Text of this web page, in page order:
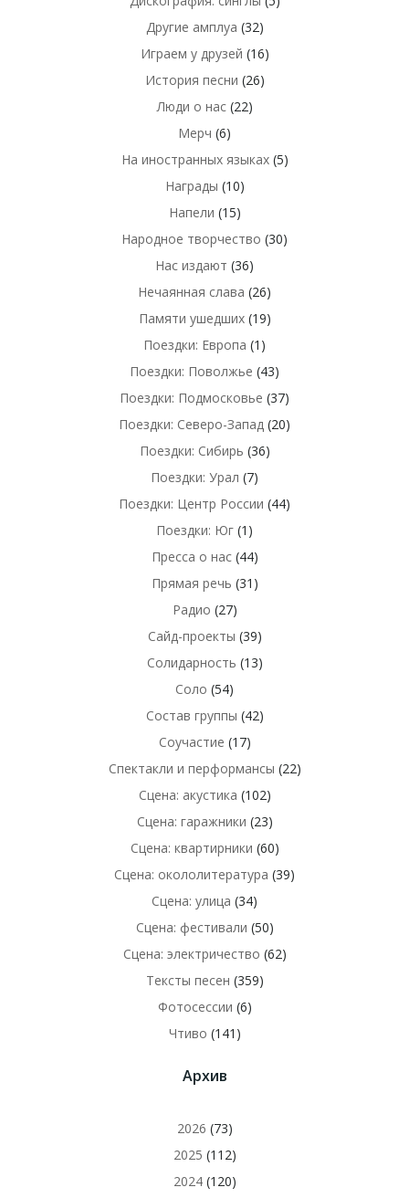
Другие амплуа (32)
Играем у друзей (16)
История песни (26)
Люди о нас(22)
Мерч (6)
На иностранных языках(5)
Награды (10)
Напели (15)
Народное творчество (30)
Нас издают (36)
Нечаянная слава (26)
Памяти ушедших(19)
Поездки: Европа (1)
Поездки: Поволжье (43)
Поездки: Подмосковье (37)
Поездки: Северо-Запад (20)
Поездки: Сибирь (36)
Поездки: Урал (7)
Поездки: Центр России (44)
Поездки: Юг (1)
Пресса о нас(44)
Прямая речь (31)
Радио (27)
Сайд-проекты (39)
Солидарность (13)
Соло (54)
Состав группы (42)
Соучастие (17)
Спектакли и перформансы (22)
Сцена: акустика (102)
Сцена: гаражники (23)
Сцена: квартирники (60)
Сцена: окололитература (39)
Сцена: улица (34)
Сцена: фестивали (50)
Сцена: электричество (62)
Тексты песен (359)
Фотосессии (6)
Чтиво (141)
Архив
2026 (73)
2025 (112)
2024(120)